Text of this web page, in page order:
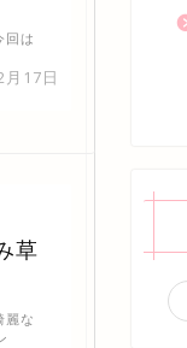
17日
は
草
な